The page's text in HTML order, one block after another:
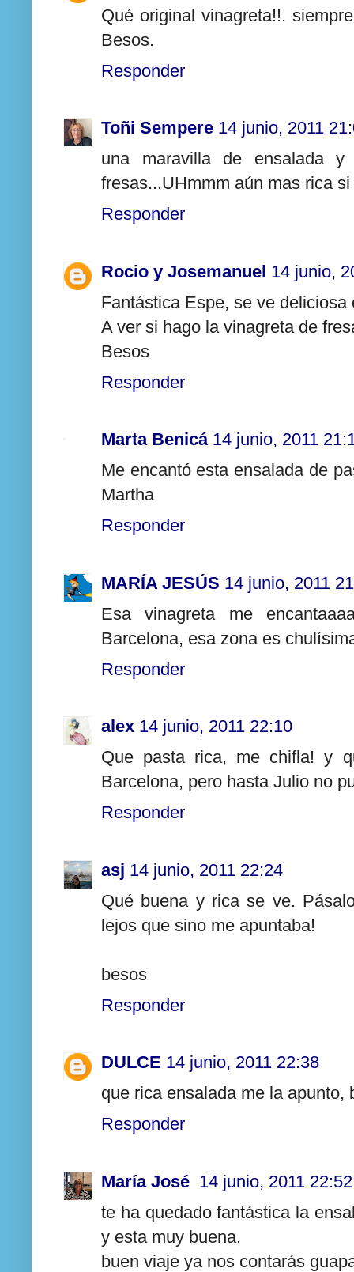
Qué original vinagreta!!.
Besos.
Responder
Toñi Sempere 14 junio, 2011
una maravilla de ensalada
fresas...UHmmm aún mas rica
Responder
Rocio y Josemanuel 14 junio,
Fantástica Espe, se ve
A ver si hago la vinagreta de
Besos
Responder
Marta Benicá 14 junio, 2011
Me encantó esta ensalada de
Martha
Responder
MARÍA JESÚS 14 junio, 2011
Esa vinagreta me
Barcelona, esa zona es
Responder
alex 14 junio, 2011 22:10
Que pasta rica, me chifla! y
Barcelona, pero hasta Julio no
Responder
asj 14 junio, 2011 22:24
Qué buena y rica se ve.
lejos que sino me apuntaba!
besos
Responder
DULCE 14 junio, 2011 22:38
que rica ensalada me la apunto,
Responder
María José 14 junio, 2011 22:52
te ha quedado fantástica la
y esta muy buena.
buen viaje ya nos contarás